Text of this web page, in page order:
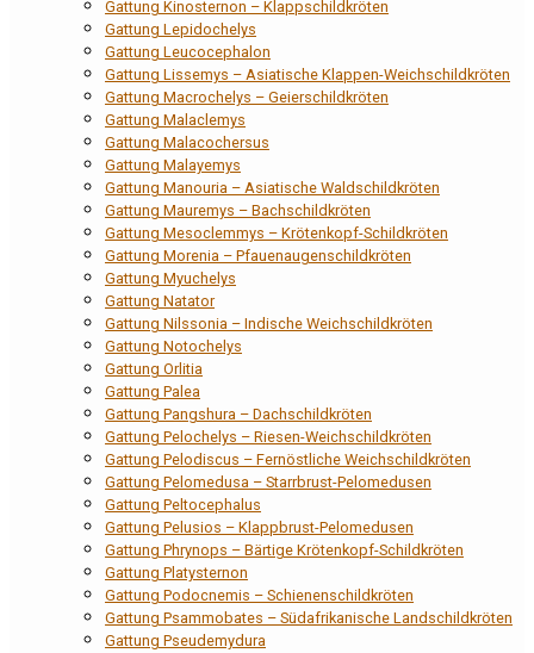
Gattung Kinosternon – Klappschildkröten
Gattung Lepidochelys
Gattung Leucocephalon
Gattung Lissemys – Asiatische Klappen-Weichschildkröten
Gattung Macrochelys – Geierschildkröten
Gattung Malaclemys
Gattung Malacochersus
Gattung Malayemys
Gattung Manouria – Asiatische Waldschildkröten
Gattung Mauremys – Bachschildkröten
Gattung Mesoclemmys – Krötenkopf-Schildkröten
Gattung Morenia – Pfauenaugenschildkröten
Gattung Myuchelys
Gattung Natator
Gattung Nilssonia – Indische Weichschildkröten
Gattung Notochelys
Gattung Orlitia
Gattung Palea
Gattung Pangshura – Dachschildkröten
Gattung Pelochelys – Riesen-Weichschildkröten
Gattung Pelodiscus – Fernöstliche Weichschildkröten
Gattung Pelomedusa – Starrbrust-Pelomedusen
Gattung Peltocephalus
Gattung Pelusios – Klappbrust-Pelomedusen
Gattung Phrynops – Bärtige Krötenkopf-Schildkröten
Gattung Platysternon
Gattung Podocnemis – Schienenschildkröten
Gattung Psammobates – Südafrikanische Landschildkröten
Gattung Pseudemydura